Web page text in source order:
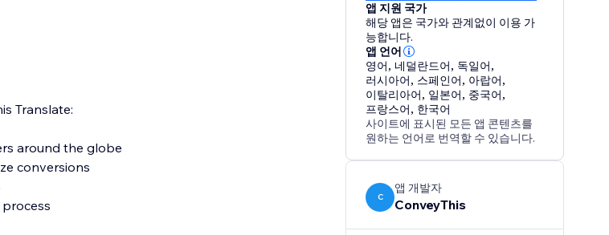
Translate:
around the globe
conversions
앱 지원 국가
해당 앱은 국가와 관계없이 이용 가
능합니다.
앱 언어
영어, 네덜란드어, 독일어,
러시아어, 스페인어, 아랍어,
이탈리아어, 일본어, 중국어,
프랑스어, 한국어
사이트에 표시된 모든 앱 콘텐츠를
원하는 언어로 번역할 수 있습니다.
C
앱 개발자
ConveyThis